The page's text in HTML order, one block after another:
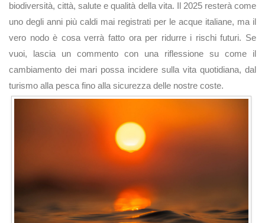
biodiversità, città, salute e qualità della vita. Il 2025 resterà come
uno degli anni più caldi mai registrati per le acque italiane, ma il
vero nodo è cosa verrà fatto ora per ridurre i rischi futuri. Se
vuoi, lascia un commento con una riflessione su come il
cambiamento dei mari possa incidere sulla vita quotidiana, dal
turismo alla pesca fino alla sicurezza delle nostre coste.